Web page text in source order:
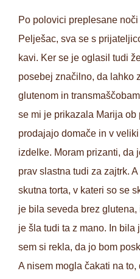
Po polovici preplesane
Pelješac, sva se s
kavi. Ker se je oglasil tudi
posebej značilno, da lahko
glutenom in
se mi je prikazala Marija
prodajajo domače in v
izdelke. Moram prizanti, da
prav slastna tudi za zajtrk.
skutna torta, v kateri so se
je bila seveda brez
je šla tudi ta z mano. In bila
sem si rekla, da jo bom
A nisem mogla čakati na